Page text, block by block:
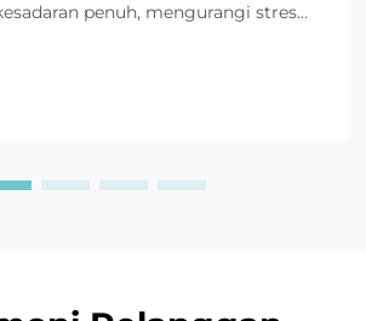
penuh, mengurangi stres
hari ini.